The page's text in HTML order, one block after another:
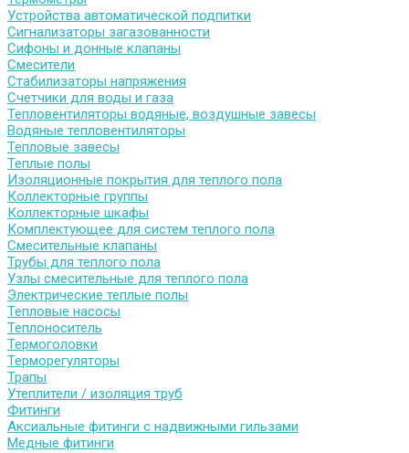
Устройства автоматической подпитки
Сигнализаторы загазованности
Сифоны и донные клапаны
Смесители
Стабилизаторы напряжения
Счетчики для воды и газа
Тепловентиляторы водяные, воздушные завесы
Водяные тепловентиляторы
Тепловые завесы
Теплые полы
Изоляционные покрытия для теплого пола
Коллекторные группы
Коллекторные шкафы
Комплектующее для систем теплого пола
Смесительные клапаны
Трубы для теплого пола
Узлы смесительные для теплого пола
Электрические теплые полы
Тепловые насосы
Теплоноситель
Термоголовки
Терморегуляторы
Трапы
Утеплители / изоляция труб
Фитинги
Аксиальные фитинги с надвижными гильзами
Медные фитинги